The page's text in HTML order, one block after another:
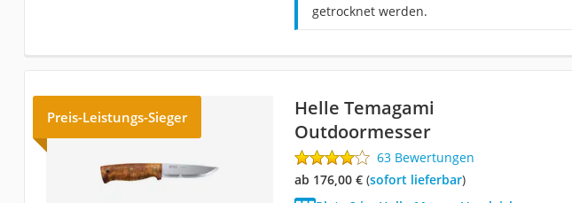
getrocknet werden.
Preis-Leistungs-Sieger
Helle Temagami
Outdoormesser
63 Bewertungen
ab 176,00 €( Sofort lieferbar)